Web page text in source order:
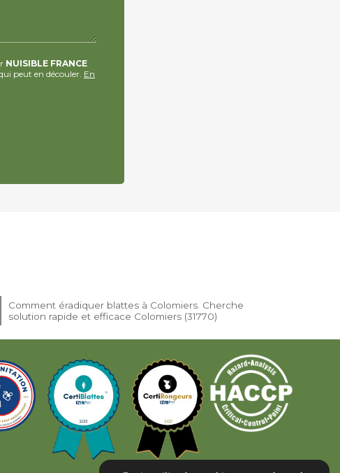
NUISIBLE FRANCE
peut en découler. En
Comment éradiquer blattes à Colomiers. Cherche
solution rapide et efficace Colomiers (31770)